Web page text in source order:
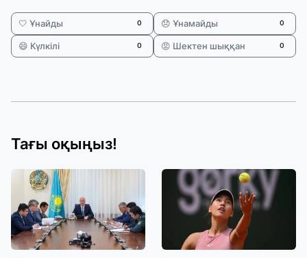
🤍 Ұнайды 0 😞 Ұнамайды 0
😄 Күлкілі 0 😡 Шектен шыққан 0
Тағы оқыңыз!